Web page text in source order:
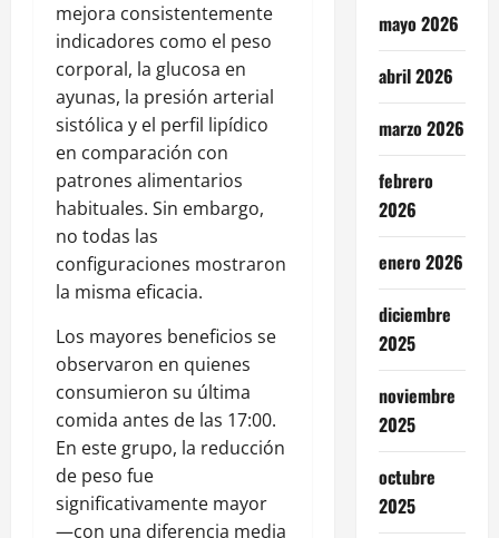
mejora consistentemente
indicadores como el peso
corporal, la glucosa en
ayunas, la presión arterial
sistólica y el perfil lipídico
en comparación con
patrones alimentarios
habituales. Sin embargo,
no todas las
configuraciones mostraron
la misma eficacia.
Los mayores beneficios se
observaron en quienes
consumieron su última
comida antes de las 17:00.
En este grupo, la reducción
de peso fue
significativamente mayor
—con una diferencia media
mayo 2026
abril 2026
marzo 2026
febrero
2026
enero 2026
diciembre
2025
noviembre
2025
octubre
2025